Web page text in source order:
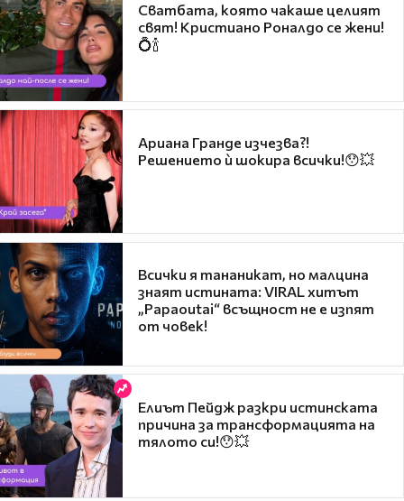
Сватбата, която чакаше целият
свят! Кристиано Роналдо се жени!
💍🍾
Ариана Гранде изчезва?!
Решението ѝ шокира всички!😯💥
Всички я тананикат, но малцина
знаят истината: VIRAL хитът
„Papaoutai“ всъщност не е изпят
от човек!
Елиът Пейдж разкри истинската
причина за трансформацията на
тялото си!😯💥